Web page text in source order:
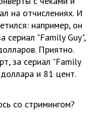
на отчислениях. И
например, он
сериал "Family Guy",
Приятно.
за сериал "Family
и 81 цент.
со стримингом?